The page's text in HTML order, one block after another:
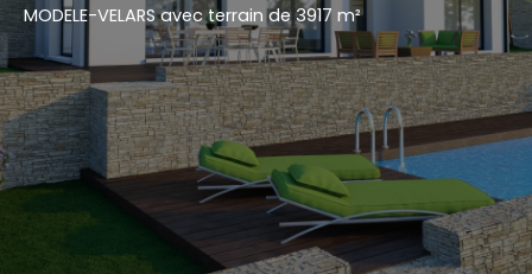
MODELE-VELARS avec terrain de 3917 m²